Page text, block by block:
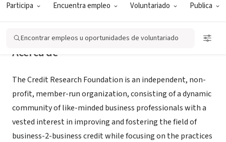
Participa Encuentra empleo Voluntariado Publica
Encontrar empleos u oportunidades de voluntariado
Acerca de
The Credit Research Foundation is an independent, non-
profit, member-run organization, consisting of a dynamic
community of like-minded business professionals with a
vested interest in improving and fostering the field of
business-2-business credit while focusing on the practices